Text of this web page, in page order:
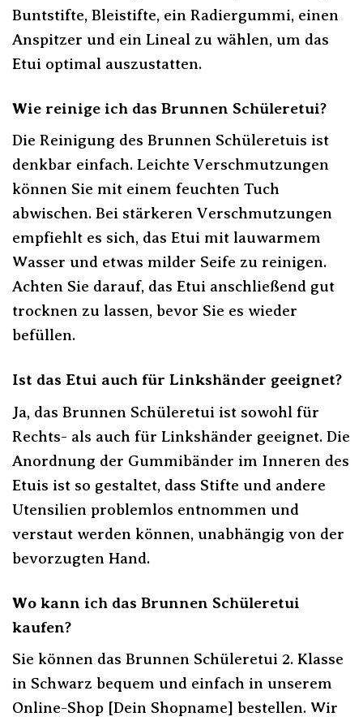
Buntstifte, Bleistifte, ein Radiergummi, einen
Anspitzer und ein Lineal zu wählen, um das
Etui optimal auszustatten.
Wie reinige ich das Brunnen Schüleretui?
Die Reinigung des Brunnen Schüleretuis ist
denkbar einfach. Leichte Verschmutzungen
können Sie mit einem feuchten Tuch
abwischen. Bei stärkeren Verschmutzungen
empfiehlt es sich, das Etui mit lauwarmem
Wasser und etwas milder Seife zu reinigen.
Achten Sie darauf, das Etui anschließend gut
trocknen zu lassen, bevor Sie es wieder
befüllen.
Ist das Etui auch für Linkshänder geeignet?
Ja, das Brunnen Schüleretui ist sowohl für
Rechts- als auch für Linkshänder geeignet. Die
Anordnung der Gummibänder im Inneren des
Etuis ist so gestaltet, dass Stifte und andere
Utensilien problemlos entnommen und
verstaut werden können, unabhängig von der
bevorzugten Hand.
Wo kann ich das Brunnen Schüleretui
kaufen?
Sie können das Brunnen Schüleretui 2. Klasse
in Schwarz bequem und einfach in unserem
Online-Shop [Dein Shopname] bestellen. Wir